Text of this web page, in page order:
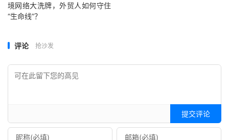
境网络大洗牌，外贸人如何守住
“生命线”？
评论 抢沙发
提交评论